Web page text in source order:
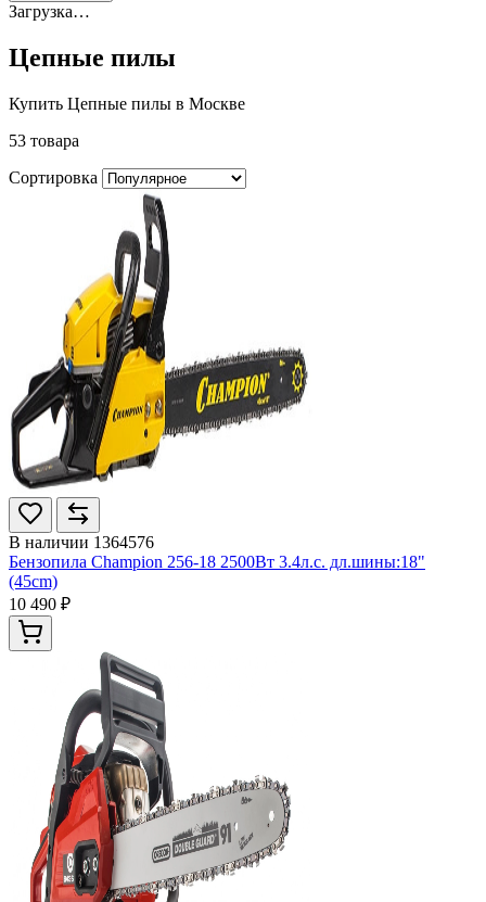
Загрузка…
Цепные пилы
Купить Цепные пилы в Москве
53 товара
Сортировка
В наличии 1364576
Бензопила Champion 256-18 2500Вт 3.4л.с. дл.шины:18"
(45cm)
10 490 ₽